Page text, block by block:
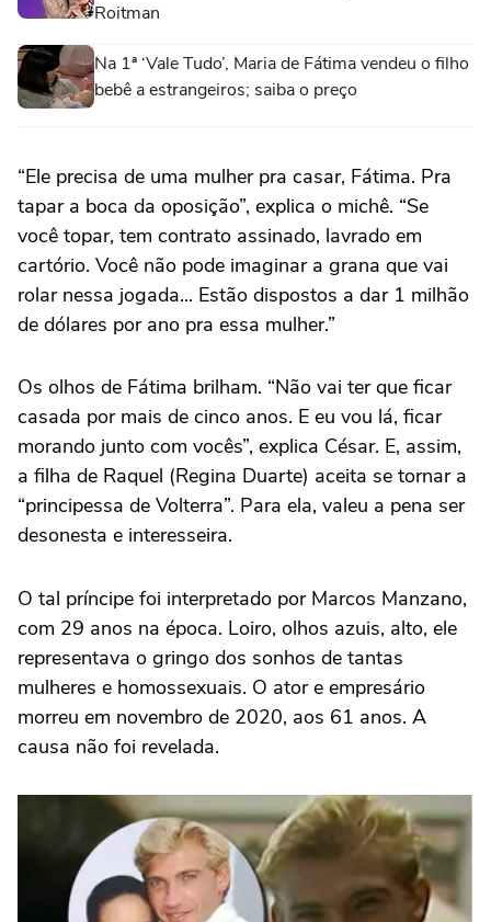
Roitman
Na 1ª ‘Vale Tudo’, Maria de Fátima vendeu o filho
bebê a estrangeiros; saiba o preço
“Ele precisa de uma mulher pra casar, Fátima. Pra
tapar a boca da oposição”, explica o michê. “Se
você topar, tem contrato assinado, lavrado em
cartório. Você não pode imaginar a grana que vai
rolar nessa jogada... Estão dispostos a dar 1 milhão
de dólares por ano pra essa mulher.”
Os olhos de Fátima brilham. “Não vai ter que ficar
casada por mais de cinco anos. E eu vou lá, ficar
morando junto com vocês”, explica César. E, assim,
a filha de Raquel (Regina Duarte) aceita se tornar a
“principessa de Volterra”. Para ela, valeu a pena ser
desonesta e interesseira.
O tal príncipe foi interpretado por Marcos Manzano,
com 29 anos na época. Loiro, olhos azuis, alto, ele
representava o gringo dos sonhos de tantas
mulheres e homossexuais. O ator e empresário
morreu em novembro de 2020, aos 61 anos. A
causa não foi revelada.